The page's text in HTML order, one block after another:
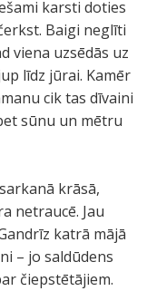
karsti doties
Baigi neglīti
viena uzsēdās uz
līdz jūrai. Kamēr
cik tas dīvaini
sūnu un mētru
krāsā,
netraucē. Jau
katrā mājā
– jo saldūdens
čiepstētājiem.